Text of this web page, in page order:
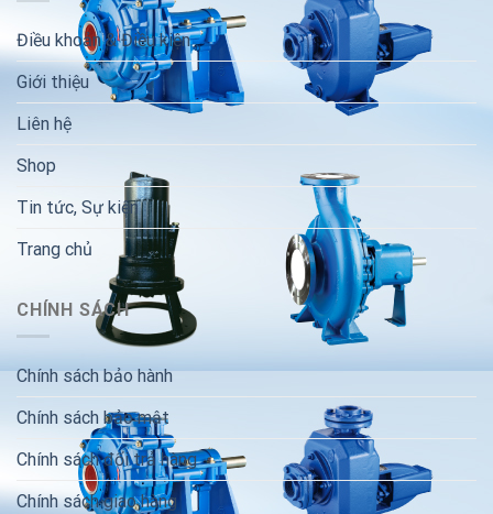
Điều khoản & Điều kiện
Giới thiệu
Liên hệ
Shop
Tin tức, Sự kiện
Trang chủ
CHÍNH SÁCH
Chính sách bảo hành
Chính sách bảo mật
Chính sách đổi trả hàng
Chính sách giao hàng